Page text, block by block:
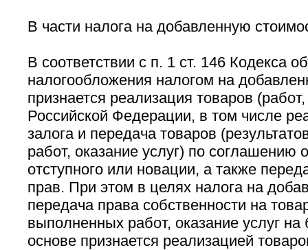
В части налога на добавленную
В соответствии с п. 1 ст. 146 Кодекса
налогообложения налогом на
признается реализация товаров
Российской Федерации, в том числе
залога и передача товаров
работ, оказание услуг) по соглашению
отступного или новации, а также
прав. При этом в целях налога на
передача права собственности на
выполненных работ, оказание услуг на
основе признается реализацией